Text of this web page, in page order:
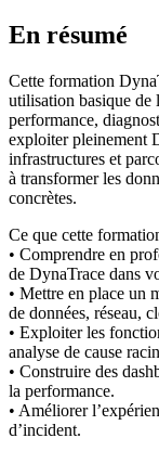
En résumé
Cette formation
utilisation basique de
performance,
exploiter pleinement
infrastructures et
à transformer les
concrètes.
Ce que cette
• Comprendre en
de DynaTrace dans
• Mettre en place un
de données, réseau,
• Exploiter les
analyse de cause
• Construire des
la performance.
• Améliorer
d’incident.